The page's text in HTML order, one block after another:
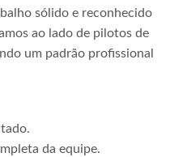
sólido e reconhecido
ao lado de pilotos de
um padrão profissional
da equipe.